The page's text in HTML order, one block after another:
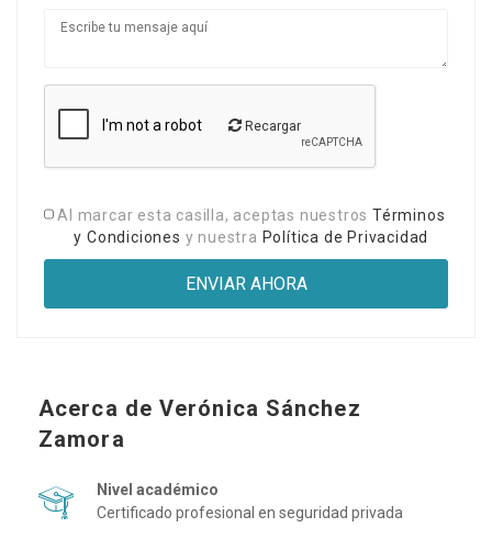
Recargar
Al marcar esta casilla, aceptas nuestros Términos
y Condiciones y nuestra Política de Privacidad
Acerca de Verónica Sánchez
Zamora
Nivel académico
Certificado profesional en seguridad privada